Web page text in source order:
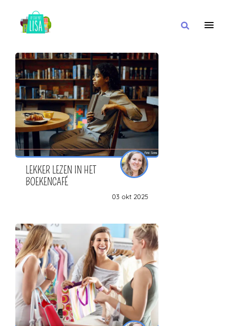
IN DE BUURT VAN
LEKKER LEZEN IN HET
BOEKENCAFÉ
03 okt 2025